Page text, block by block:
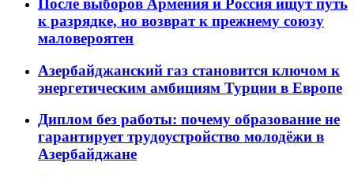
После выборов Армения и Россия ищут путь
к разрядке, но возврат к прежнему союзу
маловероятен
Азербайджанский газ становится ключом к
энергетическим амбициям Турции в Европе
Диплом без работы: почему образование не
гарантирует трудоустройство молодёжи в
Азербайджане